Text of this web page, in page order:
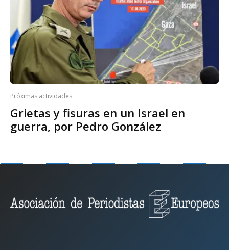
Próximas actividades
Grietas y fisuras en un Israel en
guerra, por Pedro González